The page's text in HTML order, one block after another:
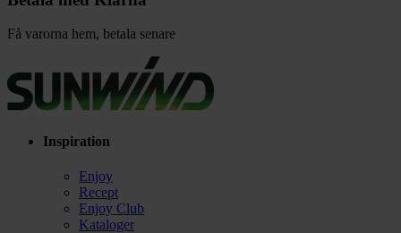
Få varorna hem, betala senare
Inspiration
Enjoy
Recept
Enjoy Club
Kataloger